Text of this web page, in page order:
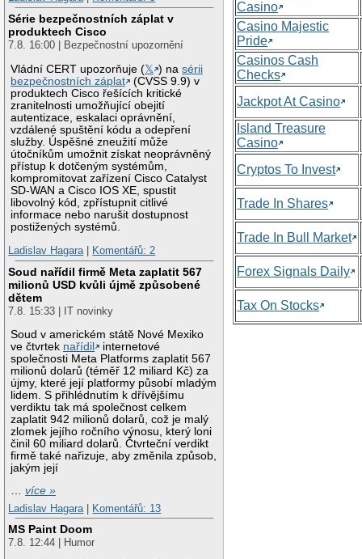
Série bezpečnostních záplat v
produktech Cisco
7.8. 16:00 | Bezpečnostní upozornění
Vládní CERT upozorňuje (𝕏 ) nasérii
bezpečnostních záplat
(CVSS 9.9) v
produktech Cisco řešících kritické
zranitelnosti umožňující obejití
autentizace, eskalaci oprávnění,
vzdálené spuštění kódu a odepření
služby. Úspěšné zneužití může
útočníkům umožnit získat neoprávněný
přístup k dotčeným systémům,
kompromitovat zařízení Cisco Catalyst
SD-WAN a Cisco IOS XE, spustit
libovolný kód, zpřístupnit citlivé
informace nebo narušit dostupnost
postižených systémů.
Ladislav Hagara| Komentářů: 2
Soud nařídil firmě Meta zaplatit 567
milionů USD kvůli újmě způsobené
dětem
7.8. 15:33 | IT novinky
Soud v americkém státě Nové Mexiko
ve čtvrtek nařídil
internetové
společnosti Meta Platforms zaplatit 567
milionů dolarů (téměř 12 miliard Kč) za
újmy, které její platformy působí mladým
lidem. S přihlédnutím k dřívějšímu
verdiktu tak má společnost celkem
zaplatit 942 milionů dolarů, což je malý
zlomek jejího ročního výnosu, který loni
činil 60 miliard dolarů. Čtvrteční verdikt
firmě také nařizuje, aby změnila způsob,
jakým její
…více »
Ladislav Hagara
Komentářů: 13
MS Paint Doom
7.8. 12:44 | Humor
Casino
Casino Majestic
Pride
Casinos Cash
Checks
Jackpot At Casino
Island Treasure
Casino
Cryptos To Invest
Trade In Shares
Trade In Bull Market
Forex Signals Daily
Tax On Stocks